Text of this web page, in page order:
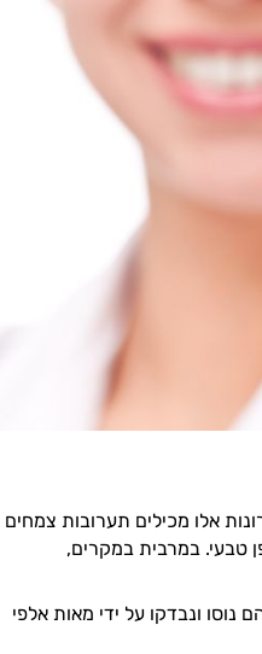
אלו מכילים תערובות צמחים
טבעי. במרבית במקרים,
נוסו ונבדקו על ידי מאות אלפי